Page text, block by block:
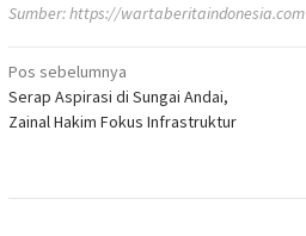
Sumber:https://wartaberitaindonesia.com
Navigasi
pos
Pos sebelumnya
Serap Aspirasi di Sungai Andai,
Zainal Hakim Fokus Infrastruktur